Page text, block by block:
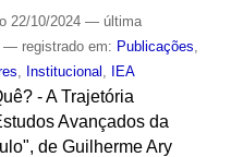
22/10/2024 — última
— registrado em: Publicações,
, Institucional , IEA
- A Trajetória
Avançados da
de Guilherme Ary